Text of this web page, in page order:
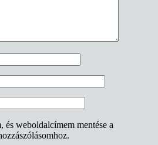
és weboldalcímem mentése a